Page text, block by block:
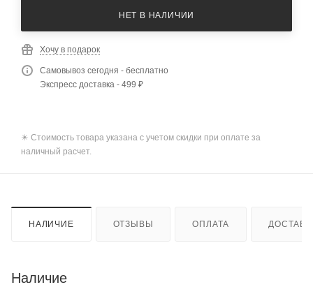
НЕТ В НАЛИЧИИ
Хочу в подарок
Самовывоз сегодня - бесплатно
Экспресс доставка - 499 ₽
✴️ Стоимость товара указана с учетом скидки при оплате за
наличный расчет.
НАЛИЧИЕ ОТЗЫВЫ ОПЛАТА
Наличие